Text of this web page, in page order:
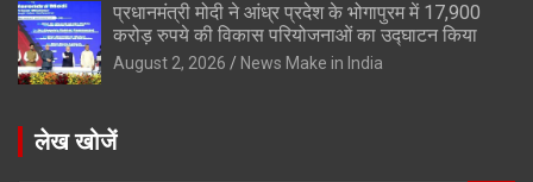
प्रधानमंत्री मोदी ने आंध्र प्रदेश के भोगापुरम में 17,900
करोड़ रुपये की विकास परियोजनाओं का उद्घाटन किया
August 2, 2026 News Make in India
लेख खोजें